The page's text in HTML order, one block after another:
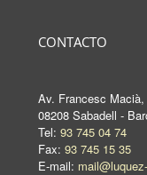
CONTACTO
Av. Francesc Macià,
08208 Sabadell -
Tel: 93 745 04 74
Fax: 93 745 15 35
E-mail: